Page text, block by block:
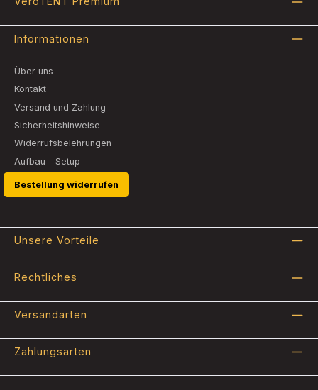
Informationen
Über uns
Kontakt
Versand und Zahlung
Sicherheitshinweise
Widerrufsbelehrungen
Aufbau - Setup
Bestellung widerrufen
Unsere Vorteile
Versandarten
Zahlungsarten
Rechtliches